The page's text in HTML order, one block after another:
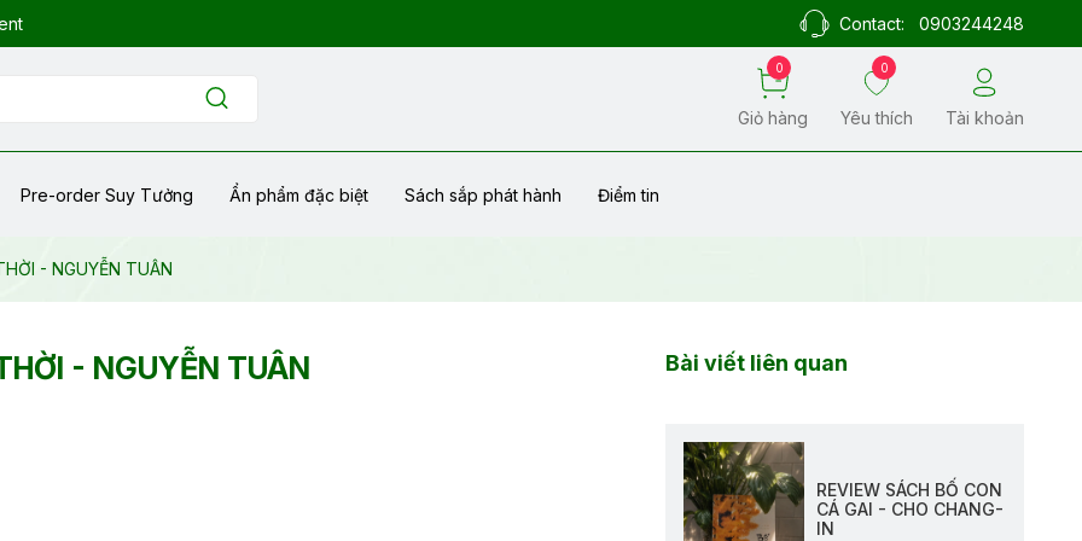
Contact: 0903244248
0
Giỏ hàng
0
Yêu thích Tài khoản
Pre-order Suy Tưởng Ẩn phẩm đặc biệt Sách sắp phát hành Điểm tin
- NGUYỄN TUÂN
- NGUYỄN TUÂN Bài viết liên quan
REVIEW SÁCH BỐ CON
CÁ GAI - CHO CHANG-
IN